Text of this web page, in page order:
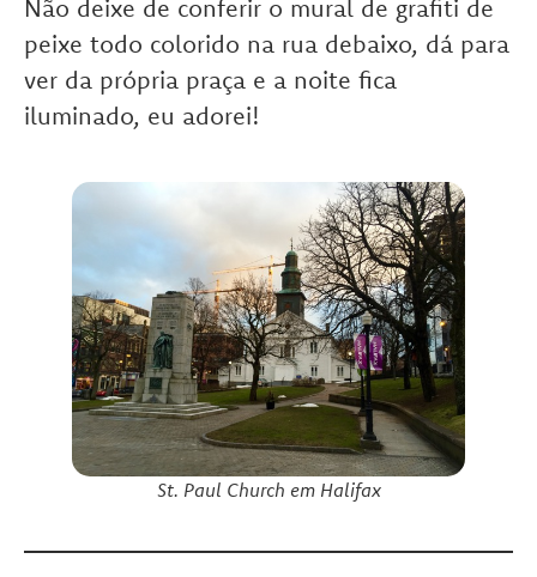
Não deixe de conferir o mural de grafiti de
peixe todo colorido na rua debaixo, dá para
ver da própria praça e a noite fica
iluminado, eu adorei!
St. Paul Church em Halifax